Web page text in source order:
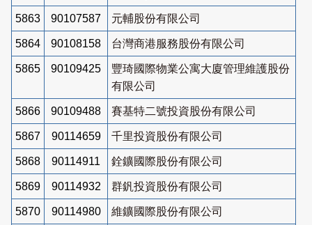
5863 90107587 元輔股份有限公司
5864 90108158 台灣商港服務股份有限公司
5865 90109425
豐琦國際物業公寓大廈管理維護股份
有限公司
5866 90109488 賽基特二號投資股份有限公司
5867 90114659 千里投資股份有限公司
5868 90114911 銓鑛國際股份有限公司
5869 90114932 群釩投資股份有限公司
5870 90114980 維鑛國際股份有限公司